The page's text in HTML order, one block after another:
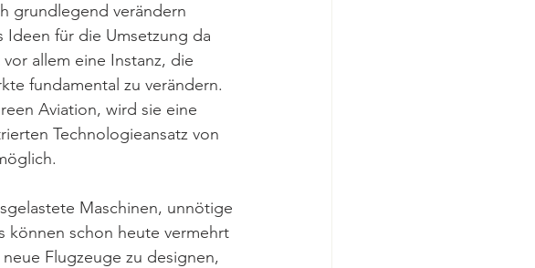
grundlegend verändern
Ideen für die Umsetzung da
allem eine Instanz, die
fundamental zu verändern.
Aviation, wird sie eine
Technologieansatz von
Maschinen, unnötige
können schon heute vermehrt
Flugzeuge zu designen,